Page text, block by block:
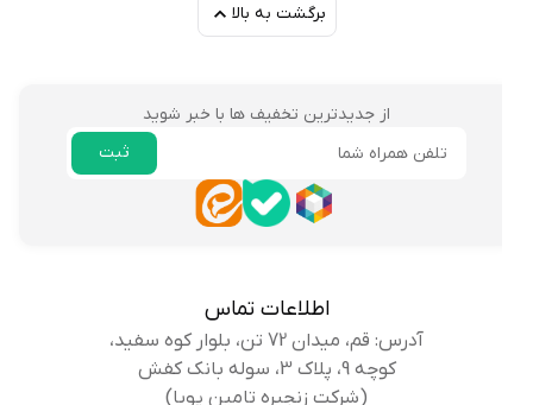
برگشت به بالا
از جدیدترین تخفیف ها با خبر شوید
اطلاعات تماس
آدرس: قم، میدان 72 تن، بلوار کوه سفید،
کوچه 9، پلاک 3، سوله بانک کفش
(شرکت زنجیره تامین پویا)